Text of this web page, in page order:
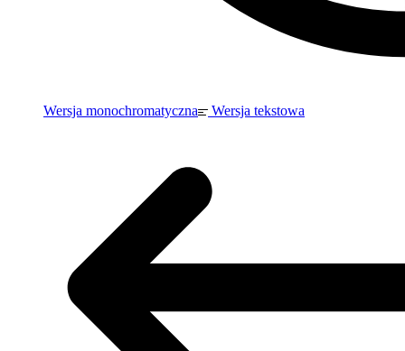
Wersja monochromatyczna Wersja tekstowa